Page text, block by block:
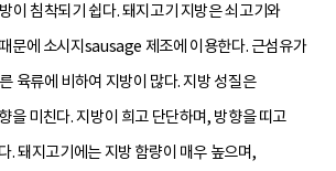
이 침착되기 쉽다. 돼지고기 지방은 쇠고기와
문에 소시지sausage 제조에 이용한다. 근섬유가
육류에 비하여 지방이 많다. 지방 성질은
을 미친다. 지방이 희고 단단하며, 방향을 띠고
. 돼지고기에는 지방 함량이 매우 높으며,